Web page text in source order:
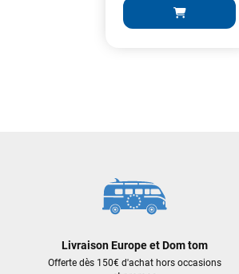
Livraison Europe et Dom tom
Offerte dès 150€ d'achat hors occasions